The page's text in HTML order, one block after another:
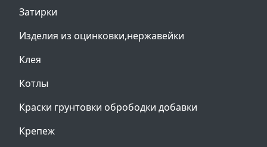
Затирки
Изделия из оцинковки,нержавейки
Клея
Котлы
Краски грунтовки обрободки добавки
Крепеж